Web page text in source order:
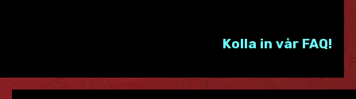
Kolla in vår FAQ!